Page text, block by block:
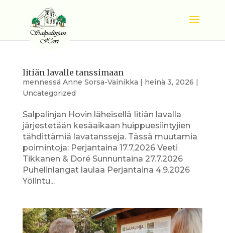
Iitiän lavalle tanssimaan
mennessä Anne Sorsa-Vainikka | heinä 3, 2026 |
Uncategorized
Salpalinjan Hovin läheisellä Iitiän lavalla
järjestetään kesäaikaan huippuesiintyjien
tähdittämiä lavatansseja. Tässä muutamia
poimintoja: Perjantaina 17.7,2026 Veeti
Tikkanen & Doré Sunnuntaina 27.7.2026
Puhelinlangat laulaa Perjantaina 4.9.2026
Yölintu...